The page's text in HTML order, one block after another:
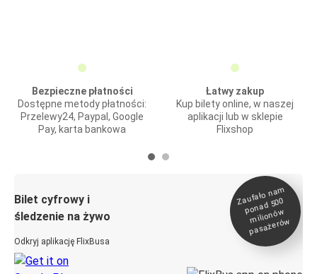
Bezpieczne płatności
Dostępne metody płatności:
Przelewy24, Paypal, Google
Pay, karta bankowa
Łatwy zakup
Kup bilety online, w naszej
aplikacji lub w sklepie
Flixshop
Bilet cyfrowy i
śledzenie na żywo
Odkryj aplikację FlixBusa
Zaufało na
m
ponad 500
milionó
w
pasażeró
w